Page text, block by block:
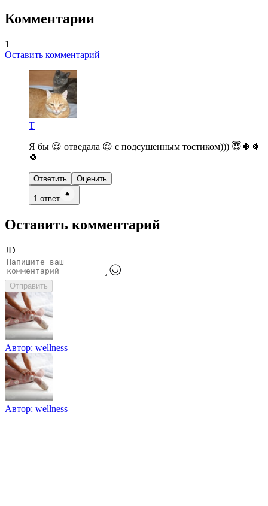
Комментарии
1
Оставить комментарий
Т
Я бы 😌 отведала 😌 с подсушенным тостиком))) 😇🍀🍀
🍀
Ответить Оценить
1 ответ
Оставить комментарий
JD
Отправить
Автор: wellness
Автор: wellness